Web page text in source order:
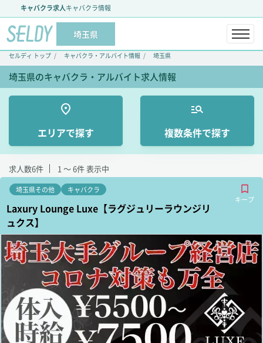
キャバクラ求人キャバクラ情報
埼玉県
セルディ トップ キャバクラ・アルバイト情報 埼玉県
埼玉県のキャバクラ・アルバイト求人情報
エリアで探す 複数条件で探す
求人数6件 1 ～ 6件 表示中
埼玉県その他
キャバクラ
キープ
Laxury Lounge Luxe【ラグジュリーラウンジリ
ュクス】